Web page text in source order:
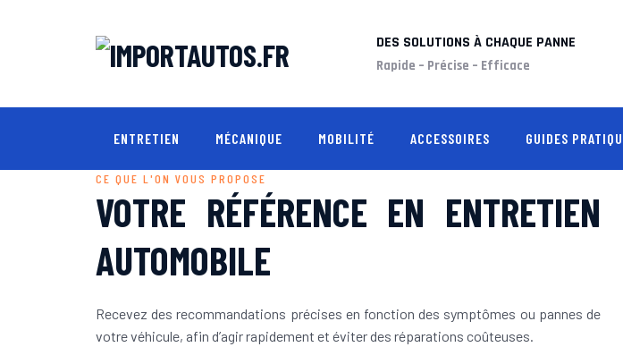
DES SOLUTIONS À CHAQUE PANNE
Rapide – Précise – Efficace
ENTRETIEN MÉCANIQUE MOBILITÉ ACCESSOIRES GUIDES
CE QUE L'ON VOUS PROPOSE
VOTRE RÉFÉRENCE EN ENTRETIEN
AUTOMOBILE
Recevez des recommandations précises en fonction des symptômes ou pannes de
votre véhicule, afin d’agir rapidement et éviter des réparations coûteuses.